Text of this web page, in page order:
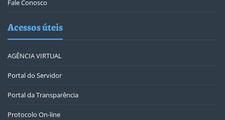
Fale Conosco
Acessos úteis
AGÊNCIA VIRTUAL
Portal do Servidor
Portal da Transparência
Protocolo On-line